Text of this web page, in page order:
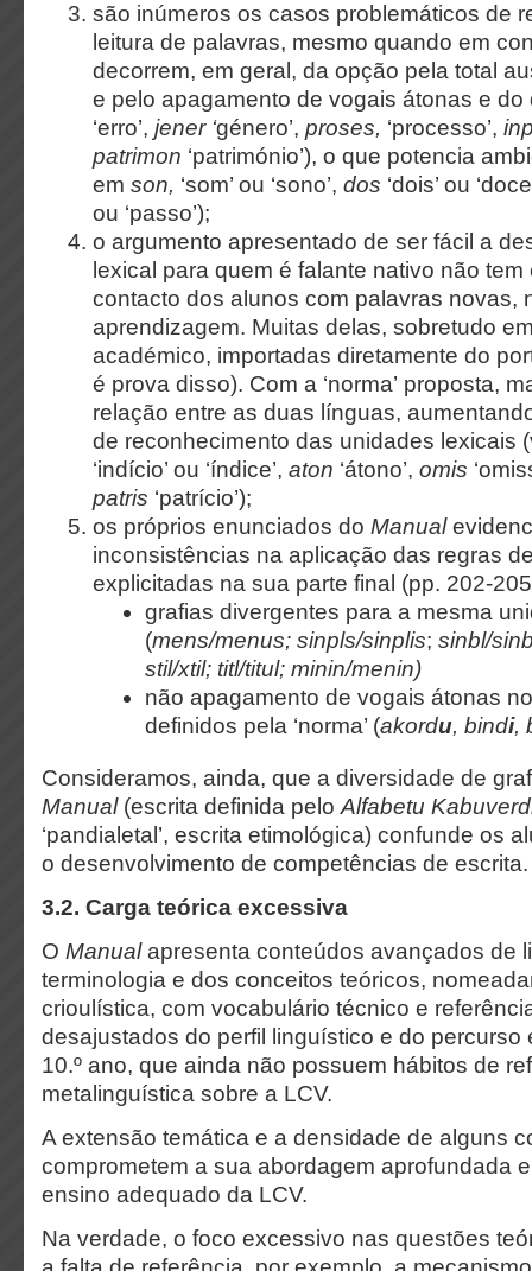
são inúmeros os casos problemáticos de
leitura de palavras, mesmo quando em
decorrem, em geral, da opção pela total
e pelo apagamento de vogais átonas e
‘erro’,jener ‘género’,proses, ‘processo’,
patrimon ‘património’), o que potencia
emson, ‘som’ ou ‘sono’,dos ‘dois’ ou
ou ‘passo’);
o argumento apresentado de ser fácil a
lexical para quem é falante nativo não tem
contacto dos alunos com palavras novas,
aprendizagem. Muitas delas, sobretudo
académico, importadas diretamente do
é prova disso). Com a ‘norma’ proposta,
relação entre as duas línguas,
de reconhecimento das unidades lexicais
‘indício’ ou ‘índice’,aton ‘átono’,omis
patris ‘patrício’);
os próprios enunciados doManual
inconsistências na aplicação das regras
explicitadas na sua parte final (pp. 202-
grafias divergentes para a mesma
(mens/menus; sinpls/sinplis; sinbl/
stil/xtil; titl/titul; minin/menin)
não apagamento de vogais átonas
definidos pela ‘norma’ (akordu, bindi,
Consideramos, ainda, que a diversidade de
Manual(escrita definida pelo Alfabetu
‘pandialetal’, escrita etimológica) confunde os
o desenvolvimento de competências de escrita.
3.2. Carga teórica excessiva
O Manualapresenta conteúdos avançados de
terminologia e dos conceitos teóricos,
crioulística, com vocabulário técnico e
desajustados do perfil linguístico e do percurso
10.º ano, que ainda não possuem hábitos de
metalinguística sobre a LCV.
A extensão temática e a densidade de alguns
comprometem a sua abordagem aprofundada
ensino adequado da LCV.
Na verdade, o foco excessivo nas questões